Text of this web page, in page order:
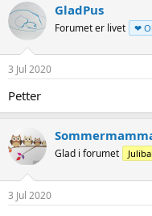
GladPus
Forumet er livet ❤
3 Jul 2020
Petter
Glad i forumet
3 Jul 2020